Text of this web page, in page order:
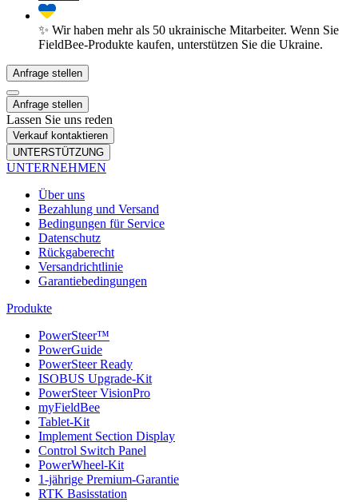
✨ Wir haben mehr als 50 ukrainische Mitarbeiter. Wenn Sie
FieldBee-Produkte kaufen, unterstützen Sie die Ukraine.
Anfrage stellen
Anfrage stellen
Lassen Sie uns reden
Verkauf kontaktieren
UNTERSTÜTZUNG
UNTERNEHMEN
Über uns
Bezahlung und Versand
Bedingungen für Service
Datenschutz
Rückgaberecht
Versandrichtlinie
Garantiebedingungen
Produkte
PowerSteer™
PowerGuide
PowerSteer Ready
ISOBUS Upgrade-Kit
PowerSteer VisionPro
myFieldBee
Tablet-Kit
Implement Section Display
Control Switch Panel
PowerWheel-Kit
1-jährige Premium-Garantie
RTK Basisstation